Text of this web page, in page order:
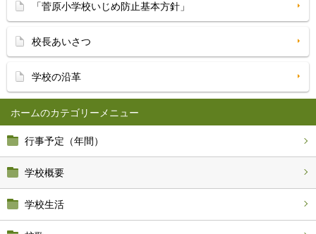
ホーム
行事予定（年間）
学校概要
学校生活
「菅原小学校いじめ防止基本方針」
校長あいさつ
学校の沿革